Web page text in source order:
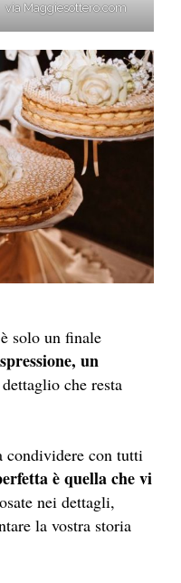
via Maggiesottero.com
solo un finale
un
che resta
condividere con tutti
è quella che vi
nei dettagli,
la vostra storia